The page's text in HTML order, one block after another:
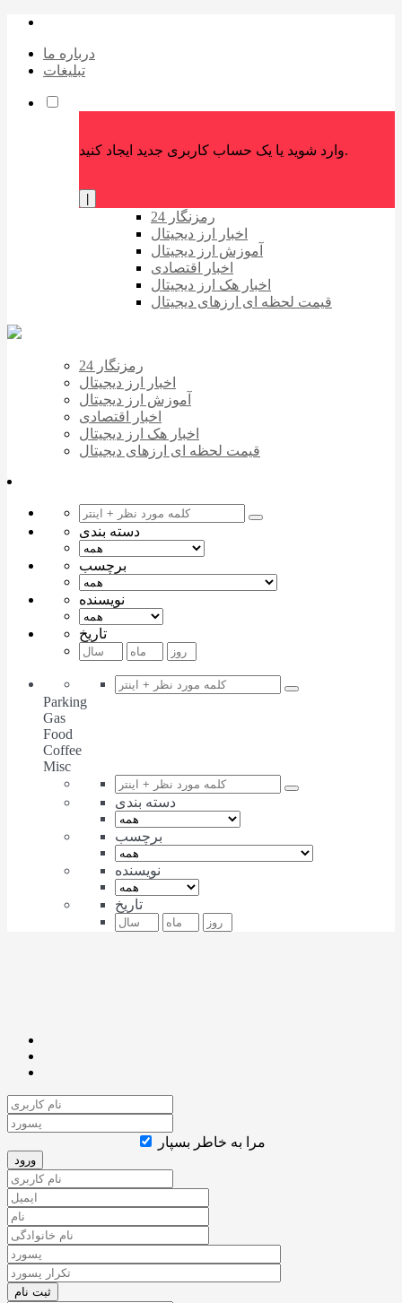
درباره ما
تبلیغات
وارد شوید یا یک حساب کاربری جدید ایجاد کنید.
رمزنگار 24
اخبار ارز دیجیتال
آموزش ارز دیجیتال
اخبار اقتصادی
اخبار هک ارز دیجیتال
قیمت لحظه ای ارزهای دیجیتال
رمزنگار 24
اخبار ارز دیجیتال
آموزش ارز دیجیتال
اخبار اقتصادی
اخبار هک ارز دیجیتال
قیمت لحظه ای ارزهای دیجیتال
دسته بندی
برچسب
نویسنده
تاریخ
Parking
Gas
Food
Coffee
Misc
دسته بندی
برچسب
نویسنده
تاریخ
مرا به خاطر بسپار